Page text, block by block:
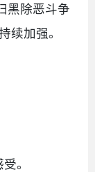
黑除恶斗争
续加强。
。